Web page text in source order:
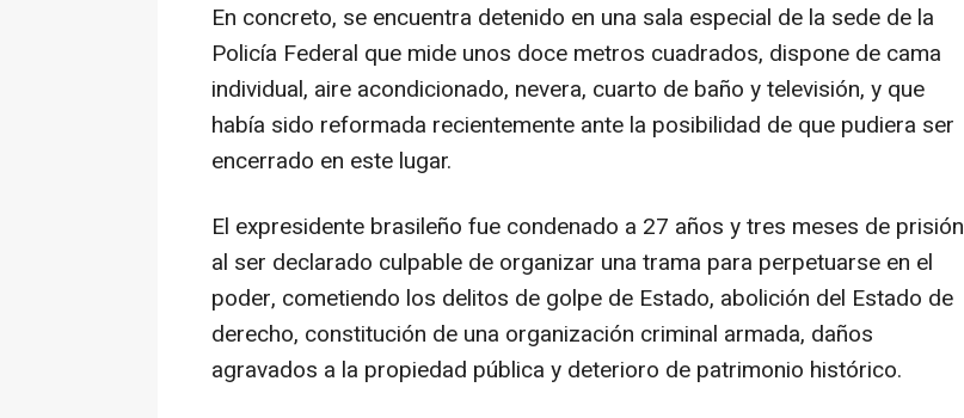
En concreto, se encuentra detenido en una sala especial de la sede de la
Policía Federal que mide unos doce metros cuadrados, dispone de cama
individual, aire acondicionado, nevera, cuarto de baño y televisión, y que
había sido reformada recientemente ante la posibilidad de que pudiera ser
encerrado en este lugar.
El expresidente brasileño fue condenado a 27 años y tres meses de prisión
al ser declarado culpable de organizar una trama para perpetuarse en el
poder, cometiendo los delitos de golpe de Estado, abolición del Estado de
derecho, constitución de una organización criminal armada, daños
agravados a la propiedad pública y deterioro de patrimonio histórico.